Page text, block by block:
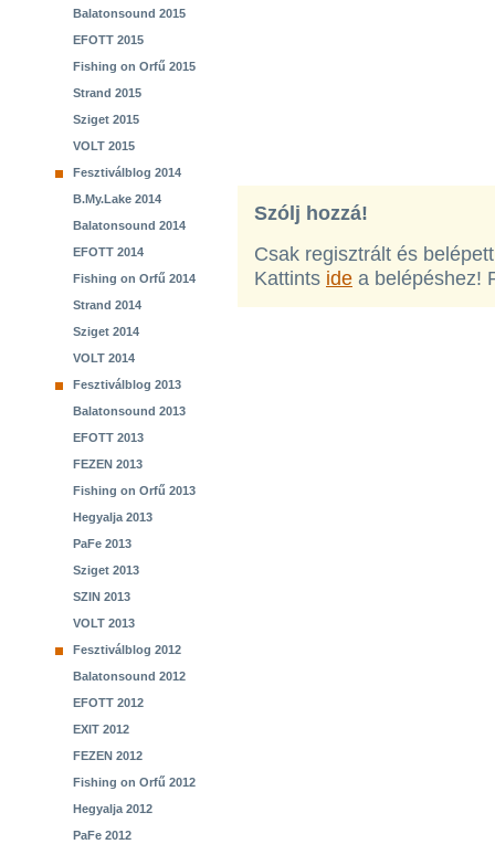
Balatonsound 2015
EFOTT 2015
Fishing on Orfű 2015
Strand 2015
Sziget 2015
VOLT 2015
Fesztiválblog 2014
B.My.Lake 2014
Balatonsound 2014
EFOTT 2014
Fishing on Orfű 2014
Strand 2014
Sziget 2014
VOLT 2014
Fesztiválblog 2013
Balatonsound 2013
EFOTT 2013
FEZEN 2013
Fishing on Orfű 2013
Hegyalja 2013
PaFe 2013
Sziget 2013
SZIN 2013
VOLT 2013
Fesztiválblog 2012
Balatonsound 2012
EFOTT 2012
EXIT 2012
FEZEN 2012
Fishing on Orfű 2012
Hegyalja 2012
PaFe 2012
Szólj hozzá!
Csak regisztrált és
Kattints ide a belépéshez!